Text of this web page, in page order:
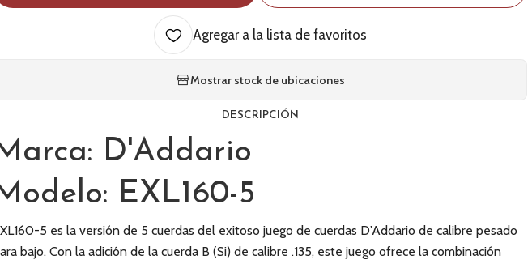
Agregar a la lista de favoritos
Mostrar stock de ubicaciones
DESCRIPCIÓN
D'Addario
EXL160-5
5 es la versión de 5 cuerdas del exitoso juego de cuerdas D’Addario de calibre pesado
bajo. Con la adición de la cuerda B (Si) de calibre .135, este juego ofrece la combinación